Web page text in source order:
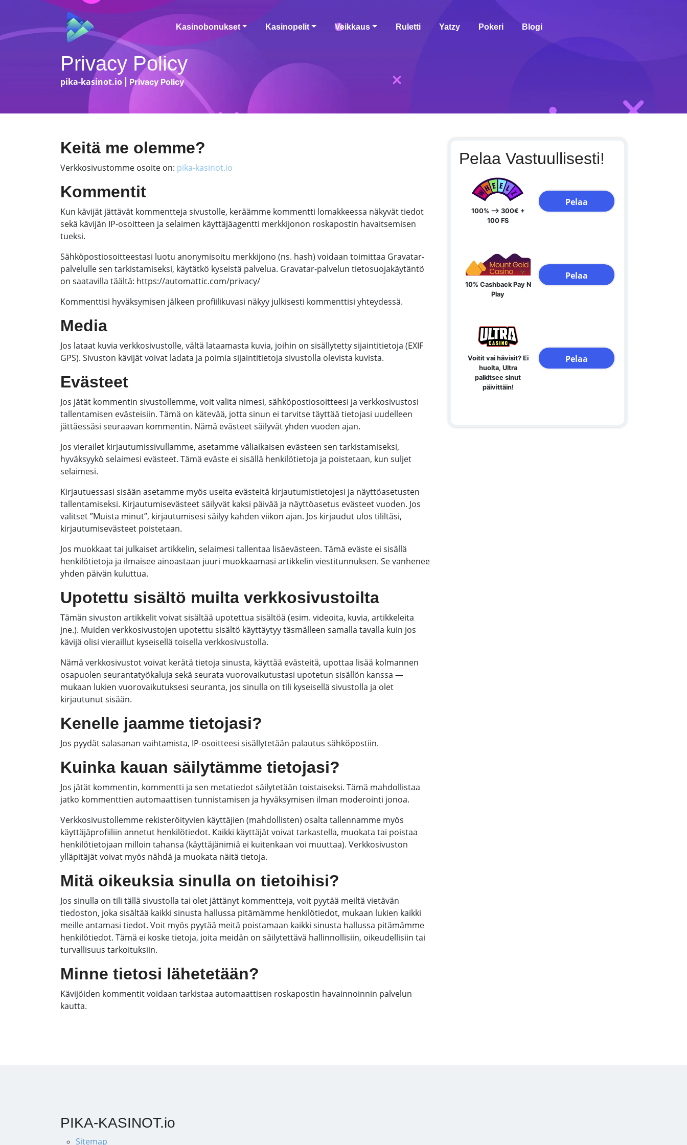
Kasinobonukset Kasinopelit Veikkaus Ruletti Yatzy Pokeri Blogi
Privacy Policy
pika-kasinot.io Privacy Policy
Keitä me olemme?
Verkkosivustomme osoite on: pika-kasinot.io
Kommentit
Kun kävijät jättävät kommentteja sivustolle, keräämme kommentti lomakkeessa näkyvät tiedot
sekä kävijän IP-osoitteen ja selaimen käyttäjäagentti merkkijonon roskapostin havaitsemisen
tueksi.
Sähköpostiosoitteestasi luotu anonymisoitu merkkijono (ns. hash) voidaan toimittaa Gravatar-
palvelulle sen tarkistamiseksi, käytätkö kyseistä palvelua. Gravatar-palvelun tietosuojakäytäntö
on saatavilla täältä: https://automattic.com/privacy/
Kommenttisi hyväksymisen jälkeen profiilikuvasi näkyy julkisesti kommenttisi yhteydessä.
Media
Jos lataat kuvia verkkosivustolle, vältä lataamasta kuvia, joihin on sisällytetty sijaintitietoja (EXIF
GPS). Sivuston kävijät voivat ladata ja poimia sijaintitietoja sivustolla olevista kuvista.
Evästeet
Jos jätät kommentin sivustollemme, voit valita nimesi, sähköpostiosoitteesi ja verkkosivustosi
tallentamisen evästeisiin. Tämä on kätevää, jotta sinun ei tarvitse täyttää tietojasi uudelleen
jättäessäsi seuraavan kommentin. Nämä evästeet säilyvät yhden vuoden ajan.
Jos vierailet kirjautumissivullamme, asetamme väliaikaisen evästeen sen tarkistamiseksi,
hyväksyykö selaimesi evästeet. Tämä eväste ei sisällä henkilötietoja ja poistetaan, kun suljet
selaimesi.
Kirjautuessasi sisään asetamme myös useita evästeitä kirjautumistietojesi ja näyttöasetusten
tallentamiseksi. Kirjautumisevästeet säilyvät kaksi päivää ja näyttöasetus evästeet vuoden. Jos
valitset ”Muista minut”, kirjautumisesi säilyy kahden viikon ajan. Jos kirjaudut ulos tililtäsi,
kirjautumisevästeet poistetaan.
Jos muokkaat tai julkaiset artikkelin, selaimesi tallentaa lisäevästeen. Tämä eväste ei sisällä
henkilötietoja ja ilmaisee ainoastaan juuri muokkaamasi artikkelin viestitunnuksen. Se vanhenee
yhden päivän kuluttua.
Upotettu sisältö muilta verkkosivustoilta
Tämän sivuston artikkelit voivat sisältää upotettua sisältöä (esim. videoita, kuvia, artikkeleita
jne.). Muiden verkkosivustojen upotettu sisältö käyttäytyy täsmälleen samalla tavalla kuin jos
kävijä olisi vieraillut kyseisellä toisella verkkosivustolla.
Nämä verkkosivustot voivat kerätä tietoja sinusta, käyttää evästeitä, upottaa lisää kolmannen
osapuolen seurantatyökaluja sekä seurata vuorovaikutustasi upotetun sisällön kanssa —
mukaan lukien vuorovaikutuksesi seuranta, jos sinulla on tili kyseisellä sivustolla ja olet
kirjautunut sisään.
Kenelle jaamme tietojasi?
Jos pyydät salasanan vaihtamista, IP-osoitteesi sisällytetään palautus sähköpostiin.
Kuinka kauan säilytämme tietojasi?
Jos jätät kommentin, kommentti ja sen metatiedot säilytetään toistaiseksi. Tämä mahdollistaa
jatko kommenttien automaattisen tunnistamisen ja hyväksymisen ilman moderointi jonoa.
Verkkosivustollemme rekisteröityvien käyttäjien (mahdollisten) osalta tallennamme myös
käyttäjäprofiiliin annetut henkilötiedot. Kaikki käyttäjät voivat tarkastella, muokata tai poistaa
henkilötietojaan milloin tahansa (käyttäjänimiä ei kuitenkaan voi muuttaa). Verkkosivuston
ylläpitäjät voivat myös nähdä ja muokata näitä tietoja.
Mitä oikeuksia sinulla on tietoihisi?
Jos sinulla on tili tällä sivustolla tai olet jättänyt kommentteja, voit pyytää meiltä vietävän
tiedoston, joka sisältää kaikki sinusta hallussa pitämämme henkilötiedot, mukaan lukien kaikki
meille antamasi tiedot. Voit myös pyytää meitä poistamaan kaikki sinusta hallussa pitämämme
henkilötiedot. Tämä ei koske tietoja, joita meidän on säilytettävä hallinnollisiin, oikeudellisiin tai
turvallisuus tarkoituksiin.
Minne tietosi lähetetään?
Kävijöiden kommentit voidaan tarkistaa automaattisen roskapostin havainnoinnin palvelun
kautta.
Pelaa Vastuullisesti!
100% --> 300€ +
100 FS
Pelaa
10% Cashback Pay N
Play
Pelaa
Voitit vai hävisit? Ei
huolta, Ultra
palkitsee sinut
päivittäin!
Pelaa
PIKA-KASINOT.io
Sitemap